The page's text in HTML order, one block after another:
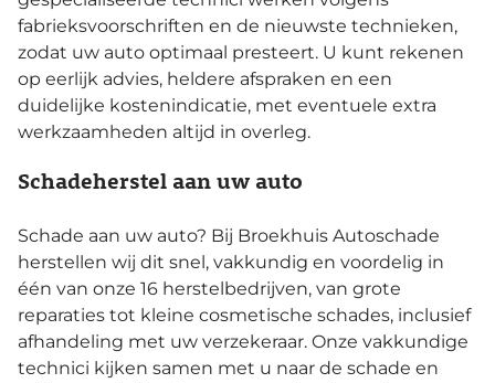
fabrieksvoorschriften en de nieuwste technieken,
zodat uw auto optimaal presteert. U kunt rekenen
op eerlijk advies, heldere afspraken en een
duidelijke kostenindicatie, met eventuele extra
werkzaamheden altijd in overleg.
Schadeherstel aan uw auto
Schade aan uw auto? Bij Broekhuis Autoschade
herstellen wij dit snel, vakkundig en voordelig in
één van onze 16 herstelbedrijven, van grote
reparaties tot kleine cosmetische schades, inclusief
afhandeling met uw verzekeraar. Onze vakkundige
technici kijken samen met u naar de schade en